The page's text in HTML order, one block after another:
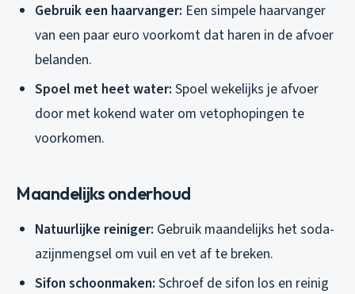
Gebruik een haarvanger: Een simpele haarvanger
van een paar euro voorkomt dat haren in de afvoer
belanden.
Spoel met heet water: Spoel wekelijks je afvoer
door met kokend water om vetophopingen te
voorkomen.
Maandelijks onderhoud
Natuurlijke reiniger: Gebruik maandelijks het soda-
azijnmengsel om vuil en vet af te breken.
Sifon schoonmaken: Schroef de sifon los en reinig